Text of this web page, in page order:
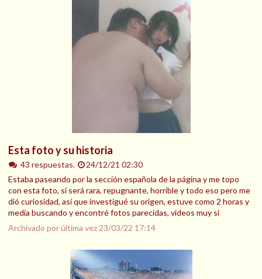
Esta foto y su historia
43 respuestas.
24/12/21 02:30
Estaba paseando por la sección española de la página y me topo
con esta foto, sí será rara, repugnante, horrible y todo eso pero me
dió curiosidad, así que investigué su origen, estuve como 2 horas y
media buscando y encontré fotos parecidas, videos muy si
Archivado por última vez 23/03/22 17:14